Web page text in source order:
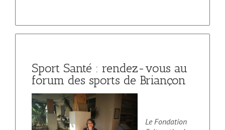
Sport Santé : rendez-vous au
forum des sports de Briançon
Le Fondation